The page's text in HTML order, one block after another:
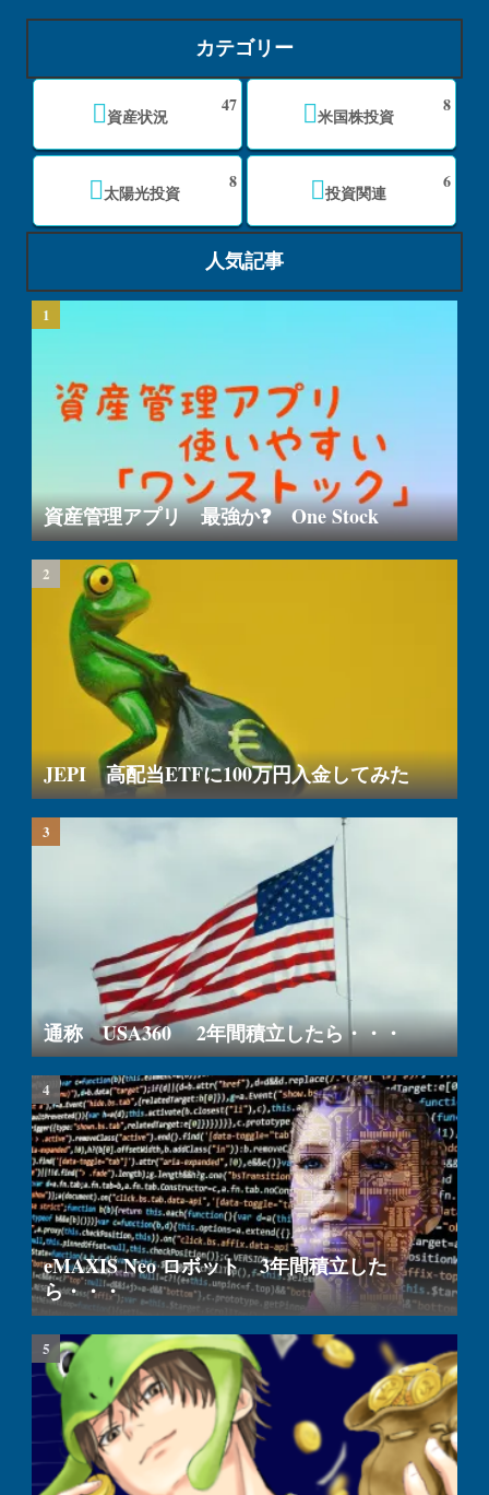
カテゴリー
資産状況
47
米国株投資
8
太陽光投資
8
投資関連
6
人気記事
資産管理アプリ 最強か❓ One Stock
JEPI 高配当ETFに100万円入金してみた
通称 USA360 2年間積立したら・・・
eMAXIS Neo ロボット 3年間積立した
ら・・・